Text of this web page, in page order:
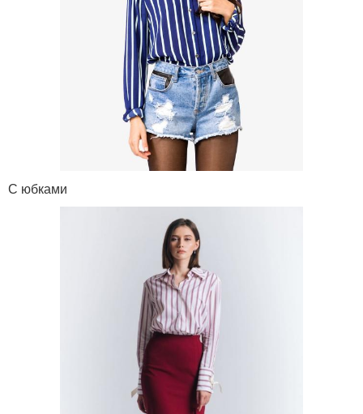
С юбками